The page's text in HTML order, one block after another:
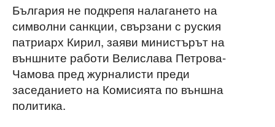
България не подкрепя налагането на
символни санкции, свързани с руския
патриарх Кирил, заяви министърът на
външните работи Велислава Петрова-
Чамова пред журналисти преди
заседанието на Комисията по външна
политика.